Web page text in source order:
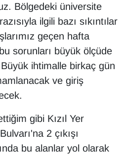
Bölgedeki üniversite
ilgili bazı sıkıntılar
geçen hafta
sorunları büyük ölçüde
ihtimalle birkaç gün
ve giriş
gibi Kızıl Yer
2 çıkışı
bu alanlar yol olarak